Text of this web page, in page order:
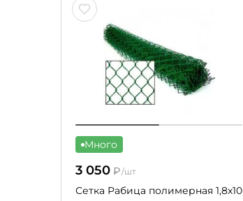
Много
3 050 ₽/шт
Сетка Рабица полимерная 1,8x10